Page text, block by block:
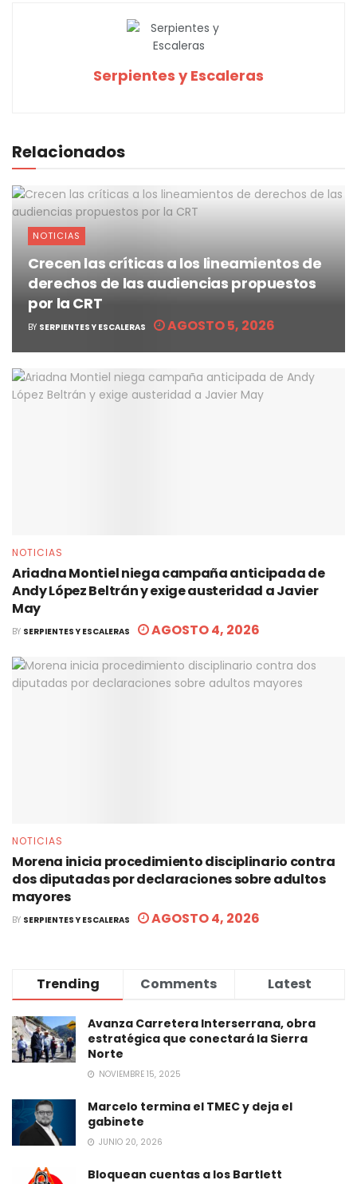
Serpientes y Escaleras
Relacionados
NOTICIAS
Crecen las críticas a los lineamientos de
derechos de las audiencias propuestos
por la CRT
BY SERPIENTES Y ESCALERAS AGOSTO 5, 2026
NOTICIAS
Ariadna Montiel niega campaña anticipada de
Andy López Beltrán y exige austeridad a Javier
May
BY SERPIENTES Y ESCALERAS AGOSTO 4, 2026
NOTICIAS
Morena inicia procedimiento disciplinario contra
dos diputadas por declaraciones sobre adultos
mayores
BY SERPIENTES Y ESCALERAS AGOSTO 4, 2026
Trending Comments Latest
Avanza Carretera Interserrana, obra
estratégica que conectará la Sierra
Norte
NOVIEMBRE 15, 2025
Marcelo termina el TMEC y deja el
gabinete
JUNIO 20, 2026
Bloquean cuentas a los Bartlett